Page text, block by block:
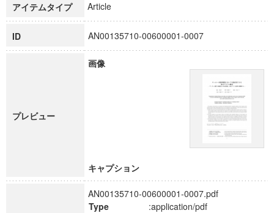
博士課程教育リーディングプログラム「超成熟社会発展のサ
アイテムタイプ Article
ID AN00135710-00600001-0007
プレビュー
画像
キャプション
AN00135710-00600001-0007.pdf
Type
:application/pdf